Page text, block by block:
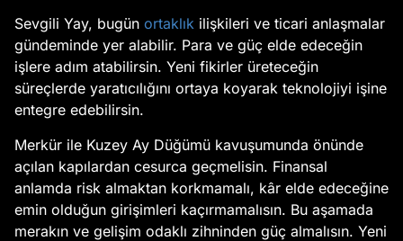
Sevgili Yay, bugün ortaklık ilişkileri ve ticari anlaşmalar
gündeminde yer alabilir. Para ve güç elde edeceğin
işlere adım atabilirsin. Yeni fikirler üreteceğin
süreçlerde yaratıcılığını ortaya koyarak teknolojiyi işine
entegre edebilirsin.
Merkür ile Kuzey Ay Düğümü kavuşumunda önünde
açılan kapılardan cesurca geçmelisin. Finansal
anlamda risk almaktan korkmamalı, kâr elde edeceğine
emin olduğun girişimleri kaçırmamalısın. Bu aşamada
merakın ve gelişim odaklı zihninden güç almalısın. Yeni